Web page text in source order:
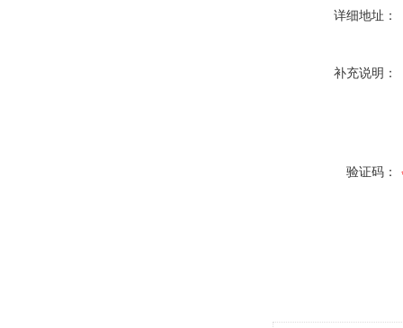
详细地址：
补充说明：
验证码：